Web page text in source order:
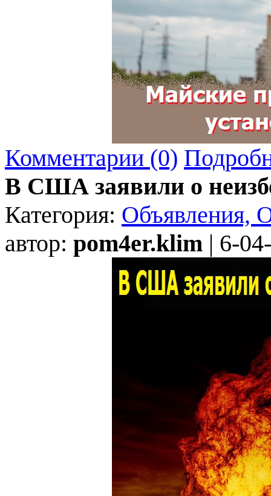
Комментарии (0)
В США заявили о
Категория: Объявления,
автор: pom4er.klim | 6-